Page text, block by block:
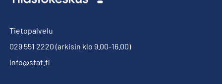
Tietopalvelu
029 551 2220 (arkisin klo 9.00-16.00)
info@stat.fi